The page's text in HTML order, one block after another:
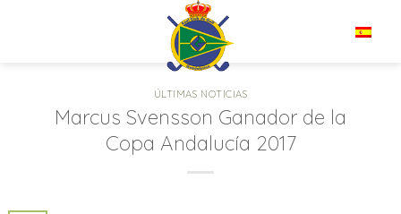
ÚLTIMAS NOTICIAS
Marcus Svensson Ganador de la
Copa Andalucía 2017